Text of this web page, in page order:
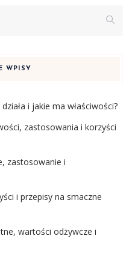
WPISY
i jakie ma właściwości?
zastosowania i korzyści
zastosowanie i
i przepisy na smaczne
wartości odżywcze i